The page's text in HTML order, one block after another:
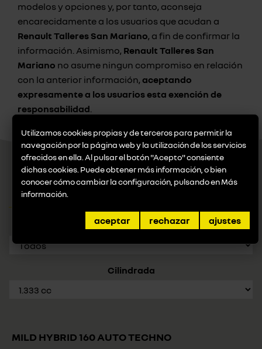
modelos y opciones y, por tanto, aconseja
encarecidamente a los usuarios que acudan a
Renault Talleres San Mariano, a fin de confirmar la
información. Asimismo, Renault Talleres San
Mariano no asume ningun compromiso en relación
con la anterior información, aceptando
expresamente a los usuarios esta exención de
responsabilidad.
VERSIONES RENAULT AUSTRAL
Combustible
Cilindrada
MILD HYBRID 160 AUTO TECHNO
Utilizamos cookies propias y de terceros para permitir la
navegación por la página web y la utilización de los servicios
ofrecidos en ella. Al pulsar el botón "Acepto" consiente
dichas cookies. Puede obtener más información, o bien
conocer cómo cambiar la configuración, pulsando enMás
información
aceptar rechazar ajustes